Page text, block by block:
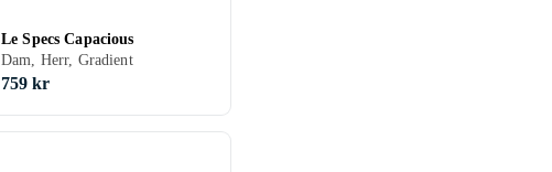
Le Specs Capacious
Dam, Herr, Gradient
759 kr